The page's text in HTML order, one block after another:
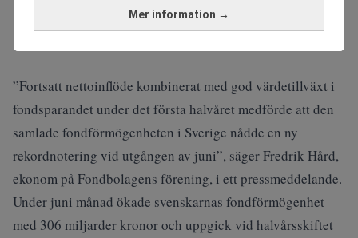
Mer information →
”Fortsatt nettoinflöde kombinerat med god värdetillväxt i
fondsparandet under det första halvåret medförde att den
samlade fondförmögenheten i Sverige nådde en ny
rekordnotering vid utgången av juni”, säger Fredrik Hård,
ekonom på Fondbolagens förening, i ett pressmeddelande.
Under juni månad ökade svenskarnas fondförmögenhet
med 306 miljarder kronor och uppgick vid halvårsskiftet